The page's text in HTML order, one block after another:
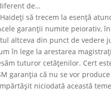
de…
Haideţi să trecem la esenţă
garanţii numite peiorativ,
altceva din punct de vedere
în lege la arestarea
tuturor cetăţenilor. Cert
garanţia că nu se vor
niciodată această